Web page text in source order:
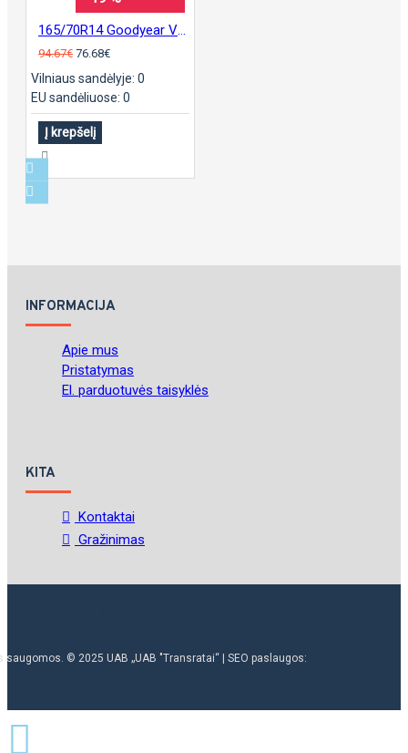
94.67€ 76.68€
Vilniaus sandėlyje: 0
EU sandėliuose: 0
Į krepšelį
INFORMACIJA
Apie mus
Pristatymas
El. parduotuvės taisyklės
KITA
Kontaktai
Gražinimas
saugomos. © 2025 UAB „UAB "Transratai“ | SEO paslaugos: